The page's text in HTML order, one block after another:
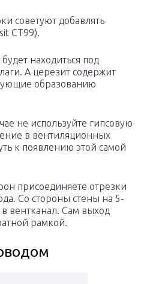
советуют добавлять
CT99).
находиться под
А церезит содержит
образованию
не используйте гипсовую
в вентиляционных
к появлению этой самой
присоединяете отрезки
Со стороны стены на 5-
вентканал. Сам выход
рамкой.